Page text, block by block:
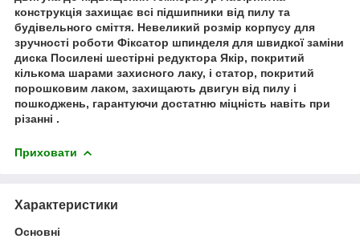
конструкція захищає всі підшипники від пилу та
будівельного сміття. Невеликий розмір корпусу для
зручності роботи Фіксатор шпинделя для швидкої заміни
диска Посилені шестірні редуктора Якір, покритий
кількома шарами захисного лаку, і статор, покритий
порошковим лаком, захищають двигун від пилу і
пошкоджень, гарантуючи достатню міцність навіть при
різанні .
Приховати
Характеристики
Основні